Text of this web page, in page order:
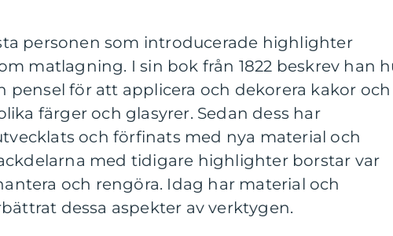
personen som introducerade highlighter
matlagning. I sin bok från 1822 beskrev han
pensel för att applicera och dekorera kakor och
färger och glasyrer. Sedan dess har
och förfinats med nya material och
med tidigare highlighter borstar var
och rengöra. Idag har material och
dessa aspekter av verktygen.